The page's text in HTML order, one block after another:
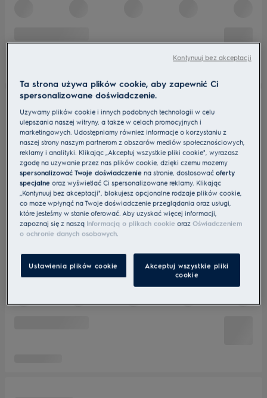
Ta strona używa plików cookie, aby zapewnić Ci
spersonalizowane doświadczenie.
Używamy plików cookie i innych podobnych technologii w celu
ulepszania naszej witryny, a także w celach promocyjnych i
marketingowych. Udostępniamy również informacje o korzystaniu z
naszej strony naszym partnerom z obszarów mediów społecznościowych,
reklamy i analityki. Klikając „Akceptuj wszystkie pliki cookie", wyrażasz
zgodę na używanie przez nas plików cookie, dzięki czemu możemy
spersonalizować Twoje doświadczenie na stronie, dostosowaćoferty
specjalne oraz wyświetlać Ci spersonalizowane reklamy. Klikając
„Kontynuuj bez akceptacji", blokujesz opcjonalne rodzaje plików cookie,
co może wpłynąć na Twoje doświadczenie przeglądania oraz usługi,
które jesteśmy w stanie oferować. Aby uzyskać więcej informacji,
zapoznaj się z naszą Informacją o plikach cookie orazOświadczeniem
o ochronie danych osobowych.
Ustawienia plików cookie
Akceptuj wszystkie pliki
cookie
Kontynuuj bez akceptacji